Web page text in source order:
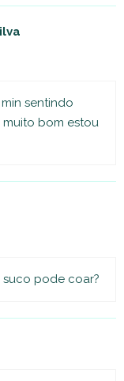
sentindo
bom estou
suco pode coar?